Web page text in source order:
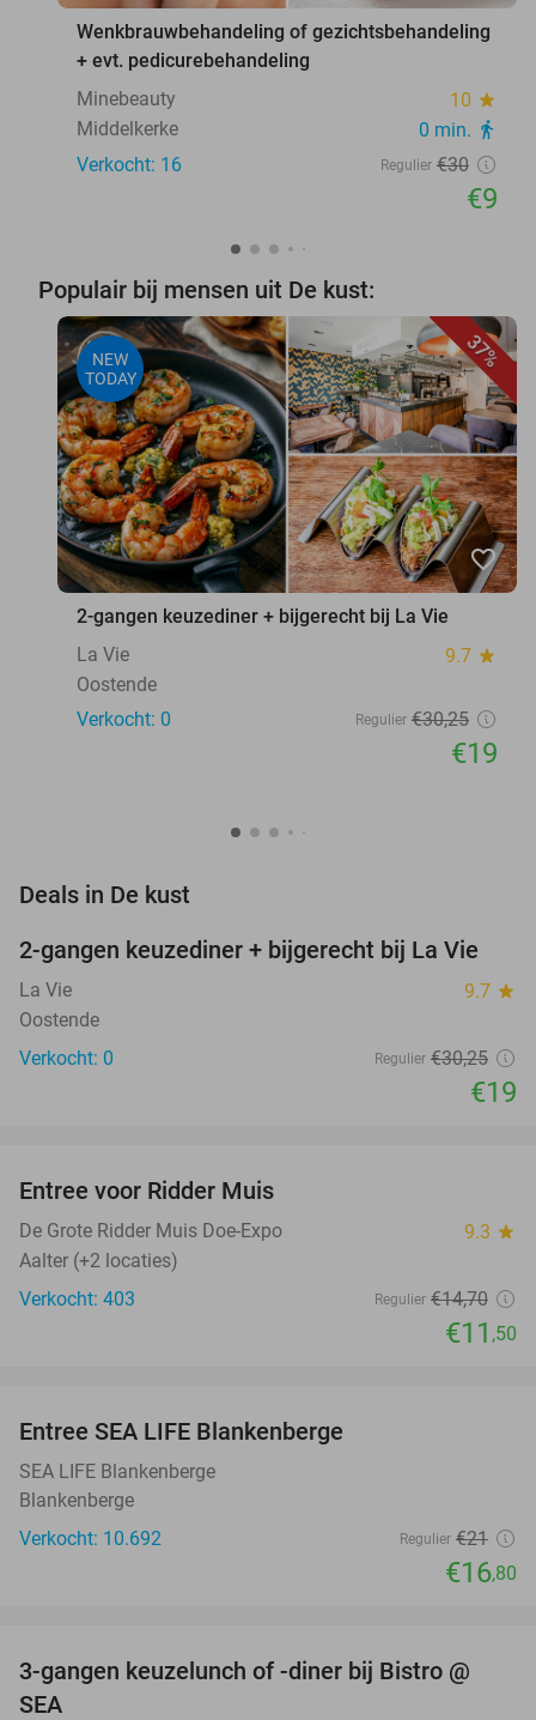
Wenkbrauwbehandeling of gezichtsbehandeling
+ evt. pedicurebehandeling
Minebeauty
10 star
Middelkerke 0 min. directions_walk
Verkocht: 16 Regulier €30
€9
Populair bij mensen uit De kust:
37%
NEW
TODAY
favorite_border
2-gangen keuzediner + bijgerecht bij La Vie
La Vie
9.7 star
Oostende
Verkocht: 0
Regulier €30,25
€19
Deals in De kust
37%
NEW
TODAY
2-gangen keuzediner + bijgerecht bij La Vie
La Vie 9.7 star
Oostende
Verkocht: 0
Regulier €30,25
€19
Entree voor Ridder Muis
De Grote Ridder Muis Doe-Expo 9.3 star
Aalter (+2 locaties)
Verkocht: 403
Regulier €14,70
€11 ,50
Entree SEA LIFE Blankenberge
SEA LIFE Blankenberge
Blankenberge
Verkocht: 10.692
Regulier €21
€16,80
36%
3-gangen keuzelunch of -diner bij Bistro @
SEA